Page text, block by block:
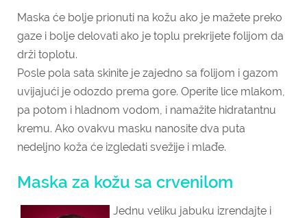
Maska će bolje prionuti na kožu ako je mažete preko
gaze i bolje delovati ako je toplu prekrijete folijom da
drži toplotu.
Posle pola sata skinite je zajedno sa folijom i gazom
uvijajući je odozdo prema gore. Operite lice mlakom,
pa potom i hladnom vodom, i namažite hidratantnu
kremu. Ako ovakvu masku nanosite dva puta
nedeljno koža će izgledati svežije i mlađe.
Maska za kožu sa crvenilom
Jednu veliku jabuku izrendajte i